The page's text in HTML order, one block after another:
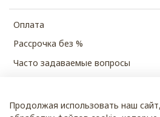
Оплата
Рассрочка без %
Часто задаваемые вопросы
Продолжая использовать наш